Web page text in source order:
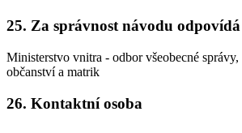
25. Za správnost návodu
Ministerstvo vnitra - odbor všeobecné
občanství a matrik
26. Kontaktní osoba